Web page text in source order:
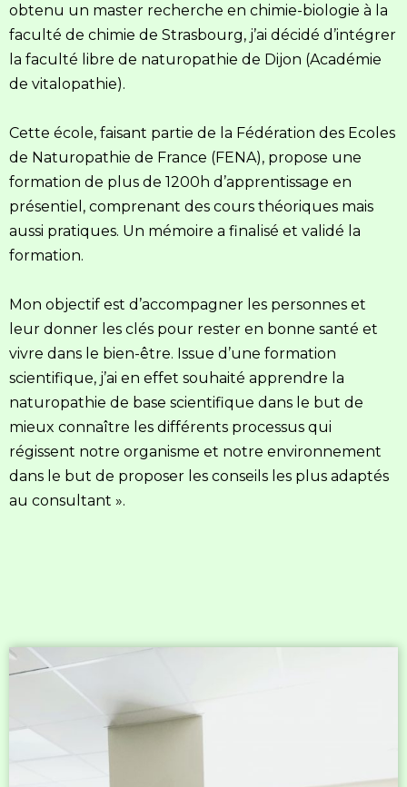
obtenu un master recherche en chimie-biologie à la
faculté de chimie de Strasbourg, j’ai décidé d’intégrer
la faculté libre de naturopathie de Dijon (Académie
de vitalopathie).
Cette école, faisant partie de la Fédération des Ecoles
de Naturopathie de France (FENA), propose une
formation de plus de 1200h d’apprentissage en
présentiel, comprenant des cours théoriques mais
aussi pratiques. Un mémoire a finalisé et validé la
formation.
Mon objectif est d’accompagner les personnes et
leur donner les clés pour rester en bonne santé et
vivre dans le bien-être. Issue d’une formation
scientifique, j’ai en effet souhaité apprendre la
naturopathie de base scientifique dans le but de
mieux connaître les différents processus qui
régissent notre organisme et notre environnement
dans le but de proposer les conseils les plus adaptés
au consultant ».